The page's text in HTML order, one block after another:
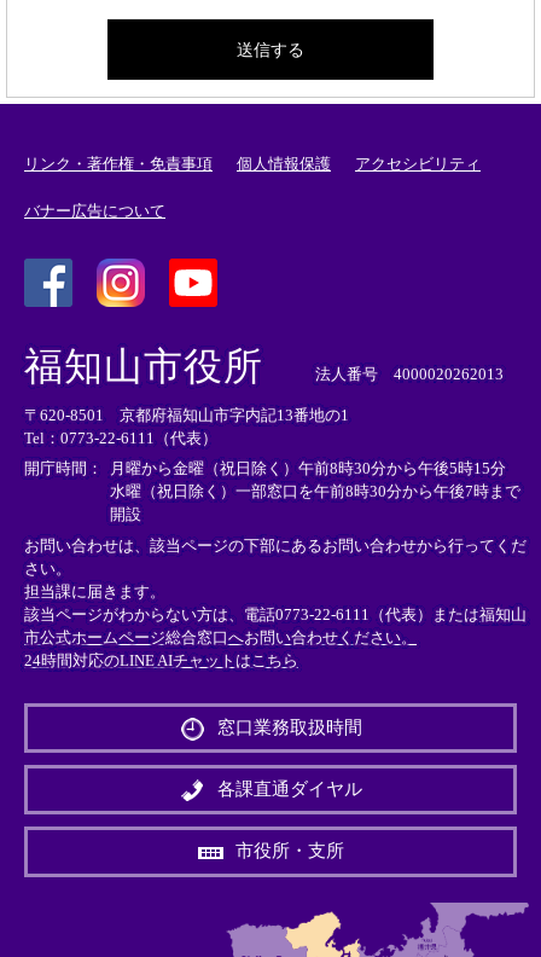
リンク・著作権・免責事項 個人情報保護 アクセシビリティ
バナー広告について
外
部
リ
ン
ク
＞
外
リ
ン
ク
＞
外
部
ン
ク
＞
福知山市役所 法人番号 4000020262013
〒620-8501 京都府福知山市字内記13番地の1
Tel：0773-22-6111（代表）
開庁時間：
月曜から金曜（祝日除く）午前8時30分から午後5時15分
水曜（祝日除く）一部窓口を午前8時30分から午後7時まで
開設
お問い合わせは、該当ページの下部にあるお問い合わせから行ってくだ
さい。
担当課に届きます。
該当ページがわからない方は、電話0773-22-6111（代表）または福知山
市公式ホームページ総合窓口へお問い合わせください。
24時間対応のLINE AIチャットはこちら
外
リ
窓口業務取扱時間
各課直通ダイヤル
市役所・支所